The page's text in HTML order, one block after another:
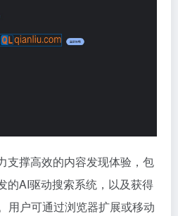
支撑高效的内容发现体验，包
的AI驱动搜索系统，以及获得
用户可通过浏览器扩展或移动